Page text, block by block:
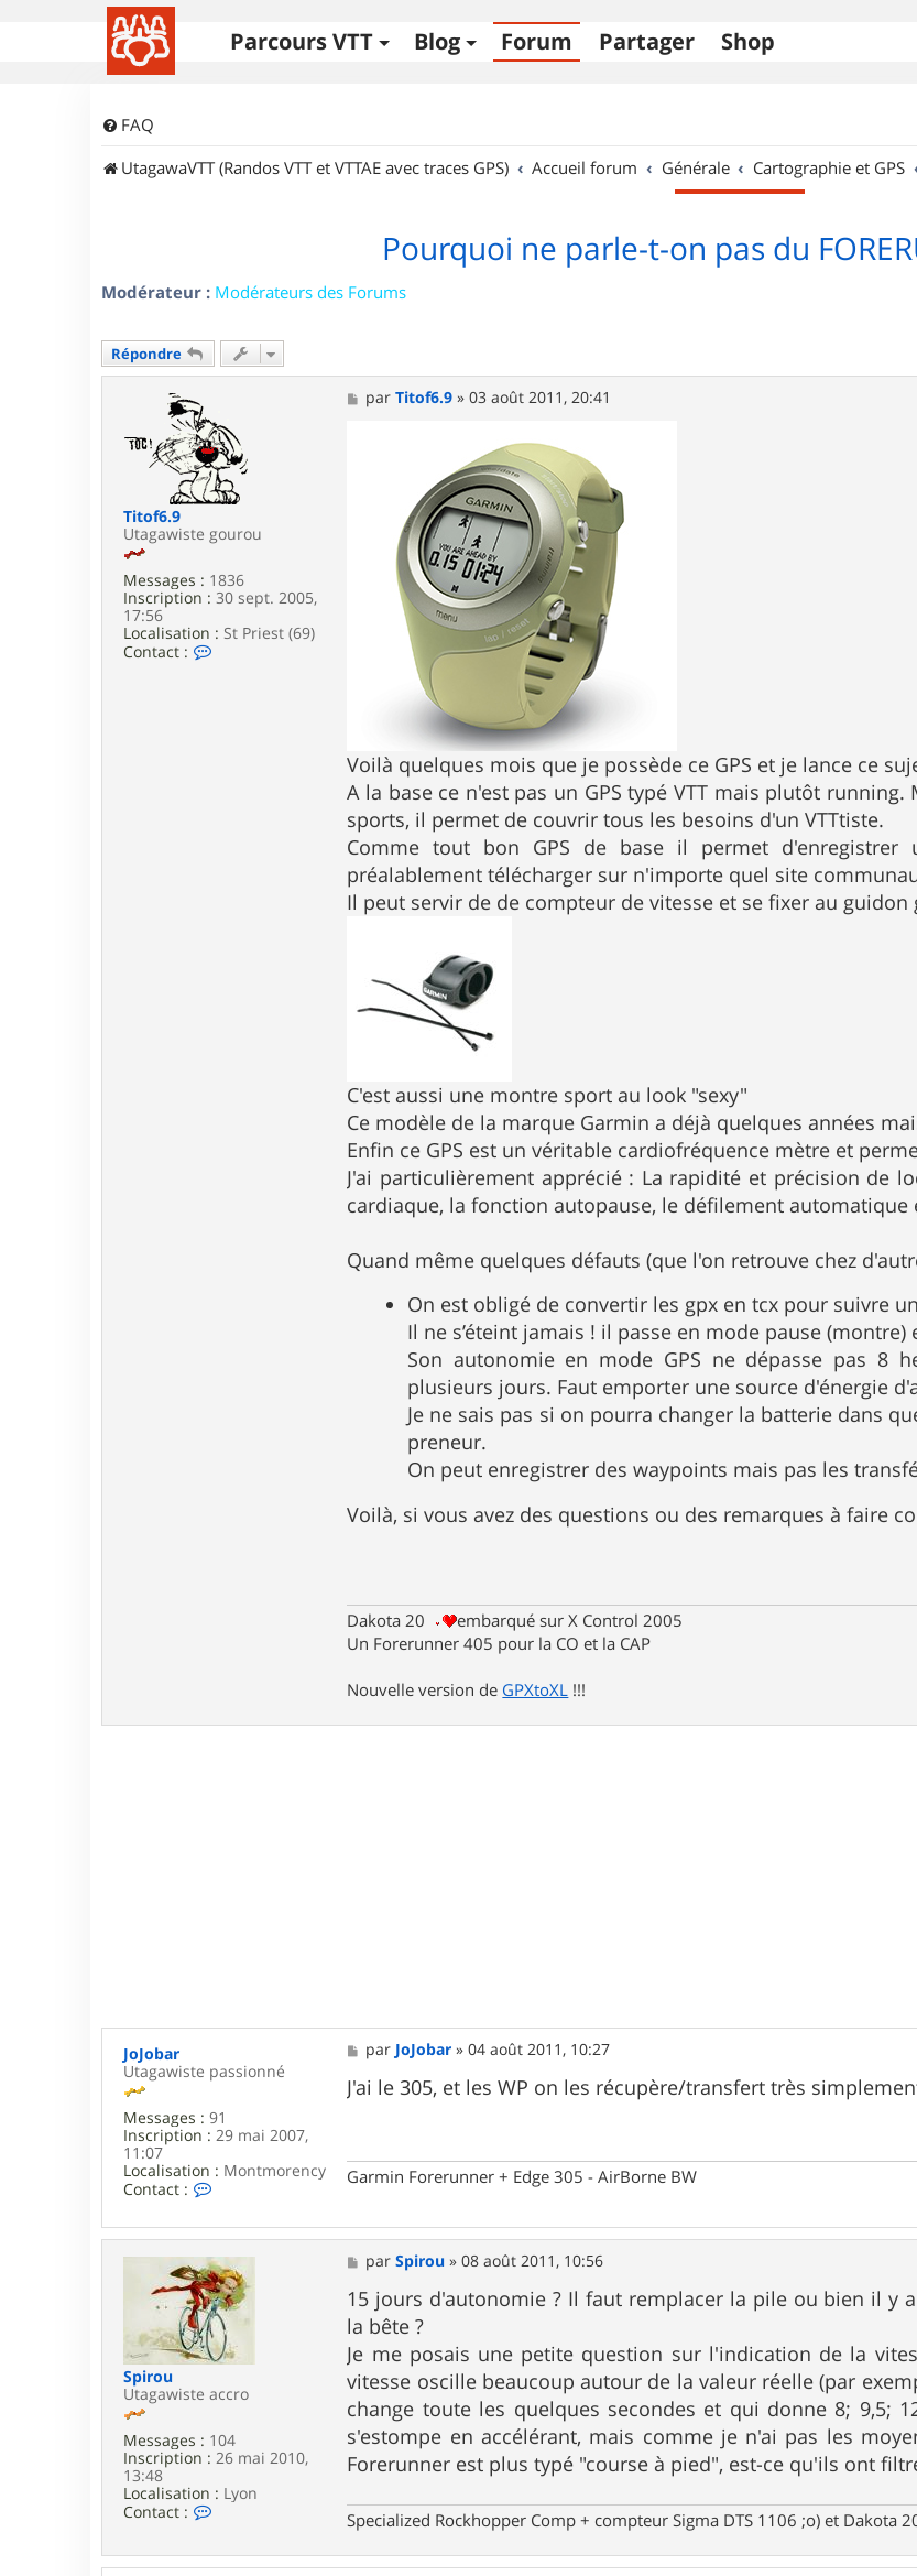
Parcours VTT Blog Forum Partager Shop
FAQ
UtagawaVTT (Randos VTT et VTTAE avec traces GPS)
Accueil forum Générale Cartographie et GPS
Pourquoi ne parle-t-on pas du
Modérateur : Modérateurs des Forums
Répondre
Titof6.9
Utagawiste gourou
Messages : 1836
Inscription : 30 sept. 2005,
17:56
Localisation : St Priest (69)
Contact :
M
e
parTitof6.9 »03 août 2011, 20:41
Voilà quelques mois que je possède ce GPS et je lance ce
A la base ce n'est pas un GPS typé VTT mais plutôt
sports, il permet de couvrir tous les besoins d'un VTTtiste.
Comme tout bon GPS de base il permet
préalablement télécharger sur n'importe quel site
Il peut servir de de compteur de vitesse et se fixer au guidon
C'est aussi une montre sport au look "sexy"
Ce modèle de la marque Garmin a déjà quelques années
Enfin ce GPS est un véritable cardiofréquence mètre et
J'ai particulièrement apprécié : La rapidité et précision de
cardiaque, la fonction autopause, le défilement
Quand même quelques défauts (que l'on retrouve chez
On est obligé de convertir les gpx en tcx pour suivre
Il ne s’éteint jamais ! il passe en mode pause
Son autonomie en mode GPS ne dépasse pas 8
plusieurs jours. Faut emporter une source d'énergie
Je ne sais pas si on pourra changer la batterie dans
preneur.
On peut enregistrer des waypoints mais pas les
Voilà, si vous avez des questions ou des remarques à faire
Dakota 20
embarqué sur X Control 2005
Un Forerunner 405 pour la CO et la CAP
Nouvelle version de GPXtoXL !!!
JoJobar
Utagawiste passionné
Messages : 91
Inscription : 29 mai 2007,
11:07
Localisation : Montmorency
Contact :
n
t
a
c
t
e
r
J
o
o
a
r
M
e
s
s
par JoJobar »04 août 2011, 10:27
J'ai le 305, et les WP on les récupère/transfert très
Garmin Forerunner + Edge 305 - AirBorne BW
Spirou
Utagawiste accro
Messages : 104
Inscription : 26 mai 2010,
13:48
Localisation : Lyon
Contact :
t
M
e
s
s
a
g
e
parSpirou »08 août 2011, 10:56
15 jours d'autonomie ? Il faut remplacer la pile ou bien il y
la bête ?
Je me posais une petite question sur l'indication de la
vitesse oscille beaucoup autour de la valeur réelle (par
change toute les quelques secondes et qui donne 8; 9,5;
s'estompe en accélérant, mais comme je n'ai pas les
Forerunner est plus typé "course à pied", est-ce qu'ils ont
Specialized Rockhopper Comp + compteur Sigma DTS 1106 ;o) et Dakota